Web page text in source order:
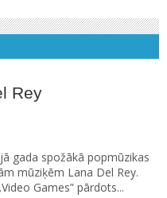
Rey
gada spožākā popmūzikas
mūziķēm Lana Del Rey.
Games” pārdots...